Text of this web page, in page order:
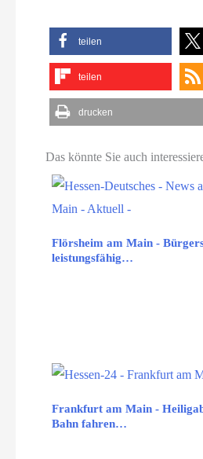
teilen
teilen
drucken
Das könnte Sie auch
Flörsheim am Main -
leistungsfähig…
Frankfurt am Main -
Bahn fahren…